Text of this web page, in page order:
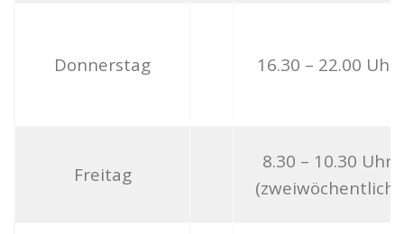
Donnerstag 16.30 – 22.00 Uhr
Freitag
8.30 – 10.30 Uhr
(zweiwöchentlich)